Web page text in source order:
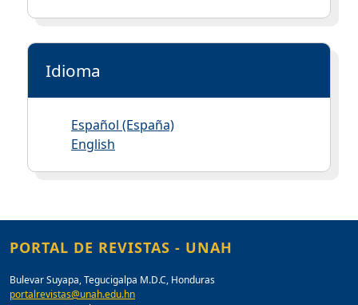
Idioma
Español (España)
English
PORTAL DE REVISTAS - UNAH
Bulevar Suyapa, Tegucigalpa M.D.C, Honduras
portalrevistas@unah.edu.hn